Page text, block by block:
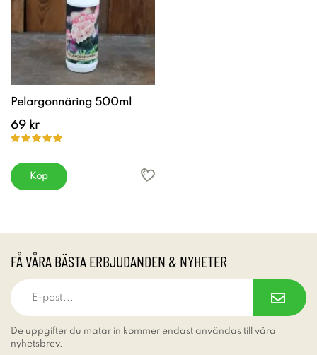
Pelargonnäring 500ml
69 kr
Köp
FÅ VÅRA BÄSTA ERBJUDANDEN & NYHETER
De uppgifter du matar in kommer endast användas till våra
nyhetsbrev.